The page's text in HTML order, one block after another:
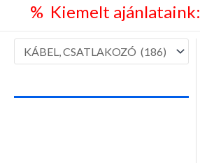
% Kiemelt ajánlataink: